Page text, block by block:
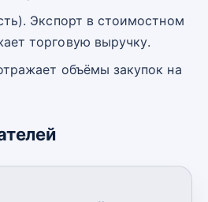
Экспорт в стоимостном
торговую выручку.
объёмы закупок на